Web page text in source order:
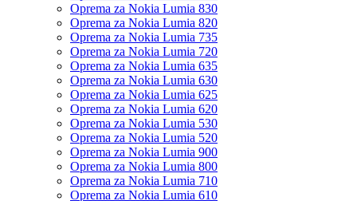
Oprema za Nokia Lumia 830
Oprema za Nokia Lumia 820
Oprema za Nokia Lumia 735
Oprema za Nokia Lumia 720
Oprema za Nokia Lumia 635
Oprema za Nokia Lumia 630
Oprema za Nokia Lumia 625
Oprema za Nokia Lumia 620
Oprema za Nokia Lumia 530
Oprema za Nokia Lumia 520
Oprema za Nokia Lumia 900
Oprema za Nokia Lumia 800
Oprema za Nokia Lumia 710
Oprema za Nokia Lumia 610